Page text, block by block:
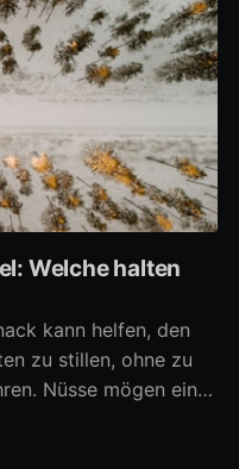
Welche halten
kann helfen, den
zu stillen, ohne zu
Nüsse mögen ein
aber sie sind
das